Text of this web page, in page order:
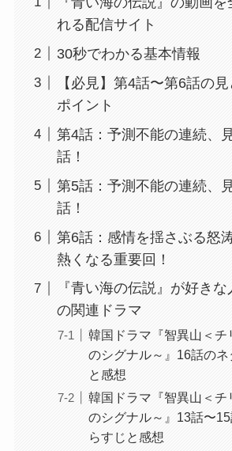
れる配信サイト
30秒でわかる基本情報
【必見】第4話〜第6話の
ポイント
第4話：予測不能の連続、
話！
第5話：予測不能の連続、
話！
第6話：感情を揺さぶる怒
熱くなる重要回！
『青い海の伝説』が好き
の関連ドラマ
韓国ドラマ『智異山＜チ
のシグナル～』16話のネ
と感想
韓国ドラマ『智異山＜チ
のシグナル～』13話〜
らすじと感想